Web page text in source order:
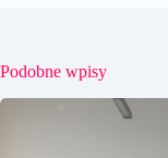
Podobne wpisy